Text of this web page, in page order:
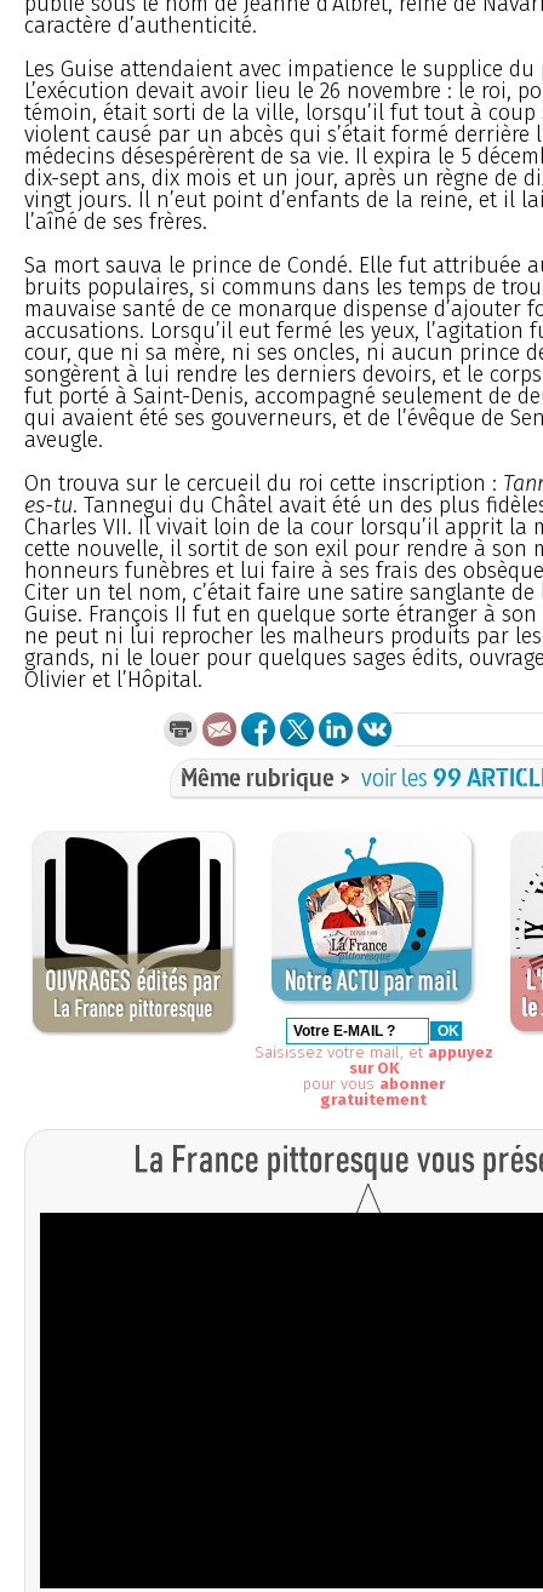
caractère d’authenticité.
Les Guise attendaient avec impatience le supplice du
L’exécution devait avoir lieu le 26 novembre : le roi,
témoin, était sorti de la ville, lorsqu’il fut tout à coup
violent causé par un abcès qui s’était formé derrière
médecins désespérèrent de sa vie. Il expira le 5
dix-sept ans, dix mois et un jour, après un règne de
vingt jours. Il n’eut point d’enfants de la reine, et il
l’aîné de ses frères.
Sa mort sauva le prince de Condé. Elle fut attribuée
bruits populaires, si communs dans les temps de
mauvaise santé de ce monarque dispense d’ajouter
accusations. Lorsqu’il eut fermé les yeux, l’agitation
cour, que ni sa mère, ni ses oncles, ni aucun prince
songèrent à lui rendre les derniers devoirs, et le
fut porté à Saint-Denis, accompagné seulement de
qui avaient été ses gouverneurs, et de l’évêque de
aveugle.
On trouva sur le cercueil du roi cette inscription :
es-tu. Tannegui du Châtel avait été un des plus
Charles VII. Il vivait loin de la cour lorsqu’il apprit la
cette nouvelle, il sortit de son exil pour rendre à son
honneurs funèbres et lui faire à ses frais des
Citer un tel nom, c’était faire une satire sanglante
Guise. François II fut en quelque sorte étranger à son
ne peut ni lui reprocher les malheurs produits par
grands, ni le louer pour quelques sages édits,
Olivier et l’Hôpital.
Même rubrique > voir les99
Saisissez votre mail, et appuyez
sur OK
pour vous abonner
gratuitement